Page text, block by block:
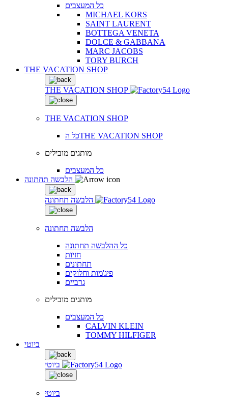
כל המעצבים
MICHAEL KORS
SAINT LAURENT
BOTTEGA VENETA
DOLCE & GABBANA
MARC JACOBS
TORY BURCH
THE VACATION SHOP
THE VACATION SHOP
THE VACATION SHOP
כל הTHE VACATION SHOP
מותגים מובילים
כל המעצבים
הלבשה תחתונה
הלבשה תחתונה
כל ההלבשה תחתונה
חזיות
תחתונים
פיג'מות וחלוקים
גרביים
מותגים מובילים
כל המעצבים
CALVIN KLEIN
TOMMY HILFIGER
ביוטי
ביוטי
ביוטי